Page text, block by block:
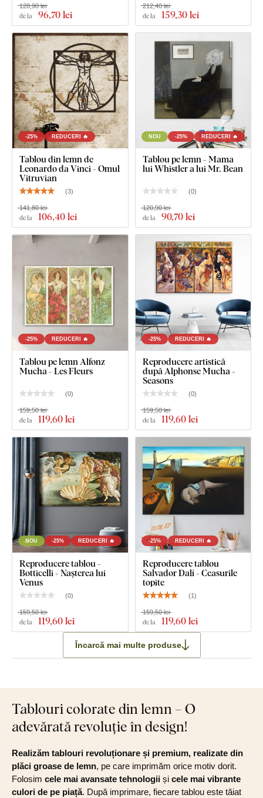
tabloului
de la 96,70 lei
128,90 lei
de la 159,30 lei
212,40 lei
-25% REDUCERI 🔥
Tablou din lemn de
Leonardo da Vinci - Omul
Vitruvian
(3)
de la 106,40 lei
141,80 lei
NOU -25% REDUCERI 🔥
Tablou pe lemn - Mama
lui Whistler a lui Mr. Bean
(0)
de la 90,70 lei
120,90 lei
-25% REDUCERI 🔥
Tablou pe lemn Alfonz
Mucha - Les Fleurs
(0)
de la 119,60 lei
159,50 lei
-25% REDUCERI 🔥
Reproducere artistică
după Alphonse Mucha -
Seasons
(0)
de la 119,60 lei
159,50 lei
NOU -25% REDUCERI 🔥
Reproducere tablou -
Botticelli - Nașterea lui
Venus
(0)
de la 119,60 lei
159,50 lei
-25% REDUCERI 🔥
Reproducere tablou
Salvador Dalí - Ceasurile
topite
(1)
de la 119,60 lei
159,50 lei
Încarcă mai multe produse
Tablouri colorate din lemn – O
adevărată revoluție în design!
Realizăm tablouri revoluționare și premium, realizate din
plăci groase de lemn, pe care imprimăm orice motiv dorit.
Folosim cele mai avansate tehnologii și cele mai vibrante
culori de pe piață. După imprimare, fiecare tablou este tăiat